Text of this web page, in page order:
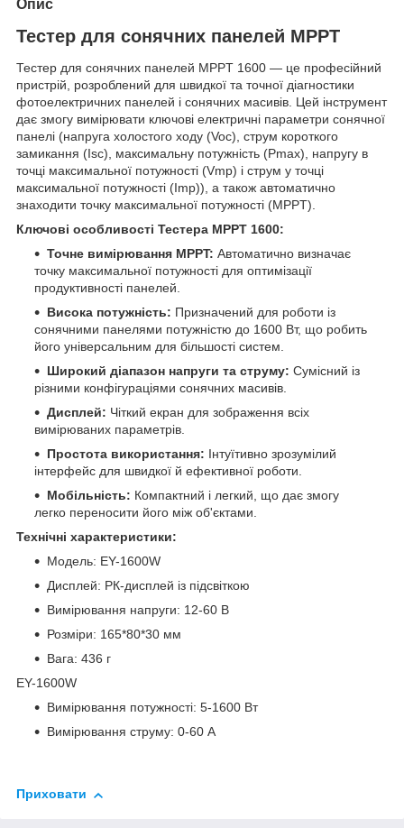
Опис
Тестер для сонячних панелей MPPT
Тестер для сонячних панелей MPPT 1600 — це професійний
пристрій, розроблений для швидкої та точної діагностики
фотоелектричних панелей і сонячних масивів. Цей інструмент
дає змогу вимірювати ключові електричні параметри сонячної
панелі (напруга холостого ходу (Voc), струм короткого
замикання (Isc), максимальну потужність (Pmax), напругу в
точці максимальної потужності (Vmp) і струм у точці
максимальної потужності (Imp)), а також автоматично
знаходити точку максимальної потужності (MPPT).
Ключові особливості Тестера MPPT 1600:
Точне вимірювання MPPT: Автоматично визначає
точку максимальної потужності для оптимізації
продуктивності панелей.
Висока потужність: Призначений для роботи із
сонячними панелями потужністю до 1600 Вт, що робить
його універсальним для більшості систем.
Широкий діапазон напруги та струму: Сумісний із
різними конфігураціями сонячних масивів.
Дисплей: Чіткий екран для зображення всіх
вимірюваних параметрів.
Простота використання: Інтуїтивно зрозумілий
інтерфейс для швидкої й ефективної роботи.
Мобільність: Компактний і легкий, що дає змогу
легко переносити його між об'єктами.
Технічні характеристики:
Модель: EY-1600W
Дисплей: РК-дисплей із підсвіткою
Вимірювання напруги: 12-60 В
Розміри: 165*80*30 мм
Вага: 436 г
EY-1600W
Вимірювання потужності: 5-1600 Вт
Вимірювання струму: 0-60 А
Приховати